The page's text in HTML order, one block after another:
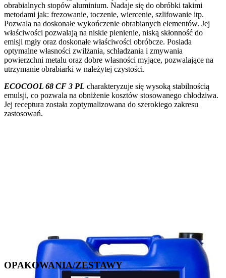
obrabialnych stopów aluminium. Nadaje się do obróbki takimi
metodami jak: frezowanie, toczenie, wiercenie, szlifowanie itp.
Pozwala na doskonałe wykończenie obrabianych elementów. Jej
właściwości pozwalają na niskie pienienie, niską skłonność do
emisji mgły oraz doskonałe właściwości obróbcze. Posiada
optymalne własności zwilżania, schładzania i zmywania
powierzchni metalu oraz dobre własności myjące, pozwalające na
utrzymanie obrabiarki w należytej czystości.
ECOCOOL 68 CF 3 PL charakteryzuje się wysoką stabilnością
emulsji, co pozwala na obniżenie kosztów stosowanego chłodziwa.
Jej receptura została zoptymalizowana do szerokiego zakresu
zastosowań.
OPAKOWANIA/ZESTAWY